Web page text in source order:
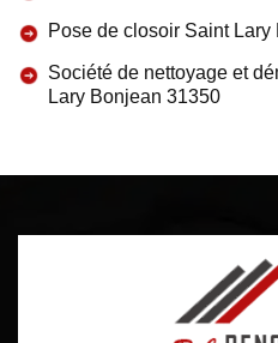
Pose de closoir Saint Lary
Société de nettoyage et
Lary Bonjean 31350